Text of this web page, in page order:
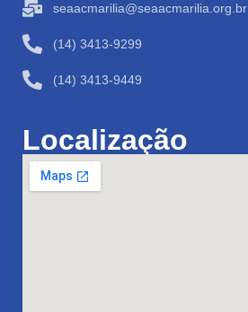
seaacmarilia@seaacmarilia.org.br
(14) 3413-9299
(14) 3413-9449
Localização